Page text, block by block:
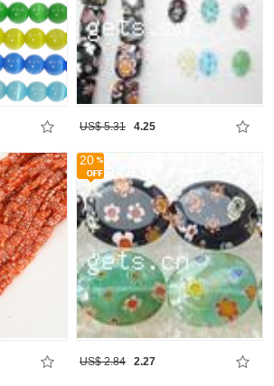
US$ 5.31 4.25
20
US$ 2.84 2.27